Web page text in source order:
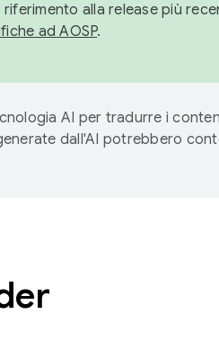
alla release più
ad AOSP.
AI per tradurre i
dall'AI potrebbero